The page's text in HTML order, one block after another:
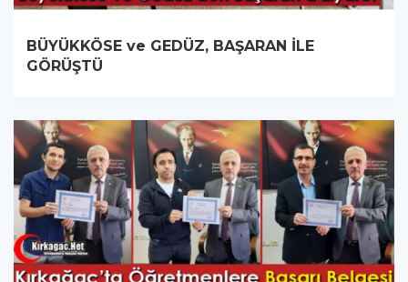
BÜYÜKKÖSE ve GEDÜZ, BAŞARAN İLE
GÖRÜŞTÜ